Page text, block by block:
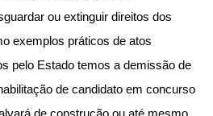
ou extinguir direitos dos
exemplos práticos de atos
pelo Estado temos a demissão de
de candidato em concurso
de construção ou até mesmo